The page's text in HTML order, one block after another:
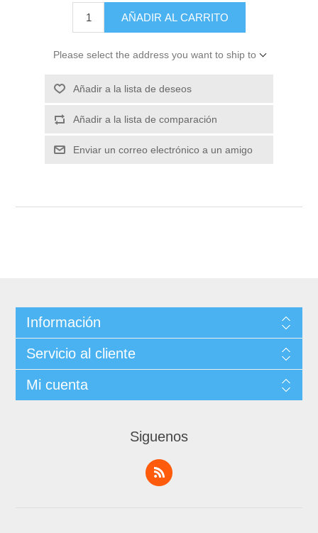
Please select the address you want to ship to
Información
Servicio al cliente
Mi cuenta
Siguenos